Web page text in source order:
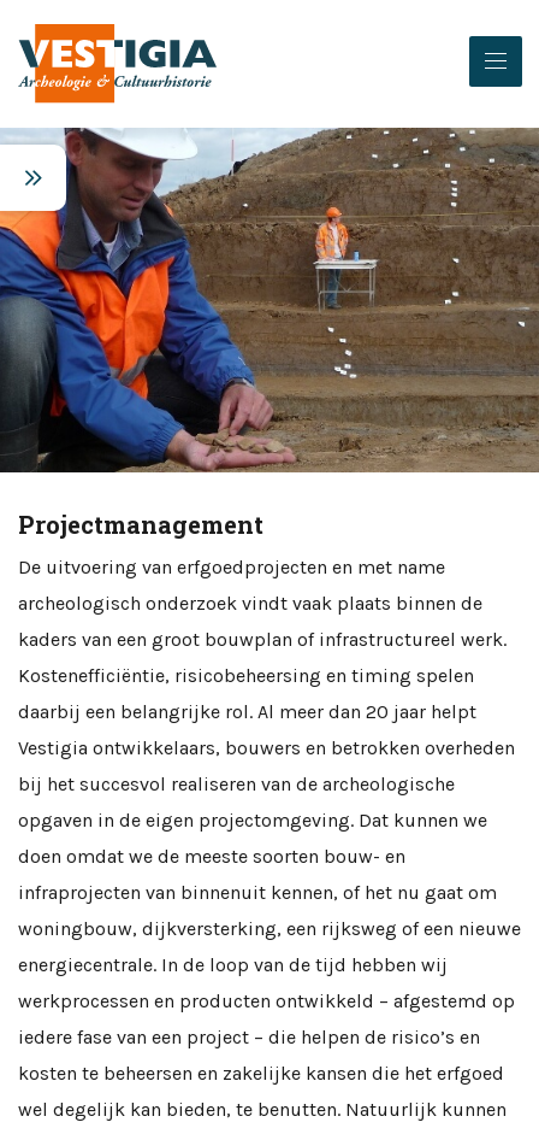
Projectmanagement
De uitvoering van erfgoedprojecten en met name
archeologisch onderzoek vindt vaak plaats binnen de
kaders van een groot bouwplan of infrastructureel werk.
Kostenefficiëntie, risicobeheersing en timing spelen
daarbij een belangrijke rol. Al meer dan 20 jaar helpt
Vestigia ontwikkelaars, bouwers en betrokken overheden
bij het succesvol realiseren van de archeologische
opgaven in de eigen projectomgeving. Dat kunnen we
doen omdat we de meeste soorten bouw- en
infraprojecten van binnenuit kennen, of het nu gaat om
woningbouw, dijkversterking, een rijksweg of een nieuwe
energiecentrale. In de loop van de tijd hebben wij
werkprocessen en producten ontwikkeld – afgestemd op
iedere fase van een project – die helpen de risico’s en
kosten te beheersen en zakelijke kansen die het erfgoed
wel degelijk kan bieden, te benutten. Natuurlijk kunnen